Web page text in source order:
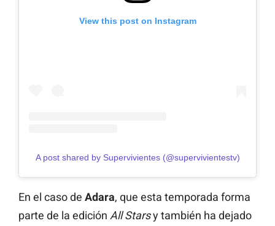
View this post on Instagram
A post shared by Supervivientes (@supervivientestv)
En el caso de Adara, que esta temporada forma
parte de la edición All Starsy también ha dejado